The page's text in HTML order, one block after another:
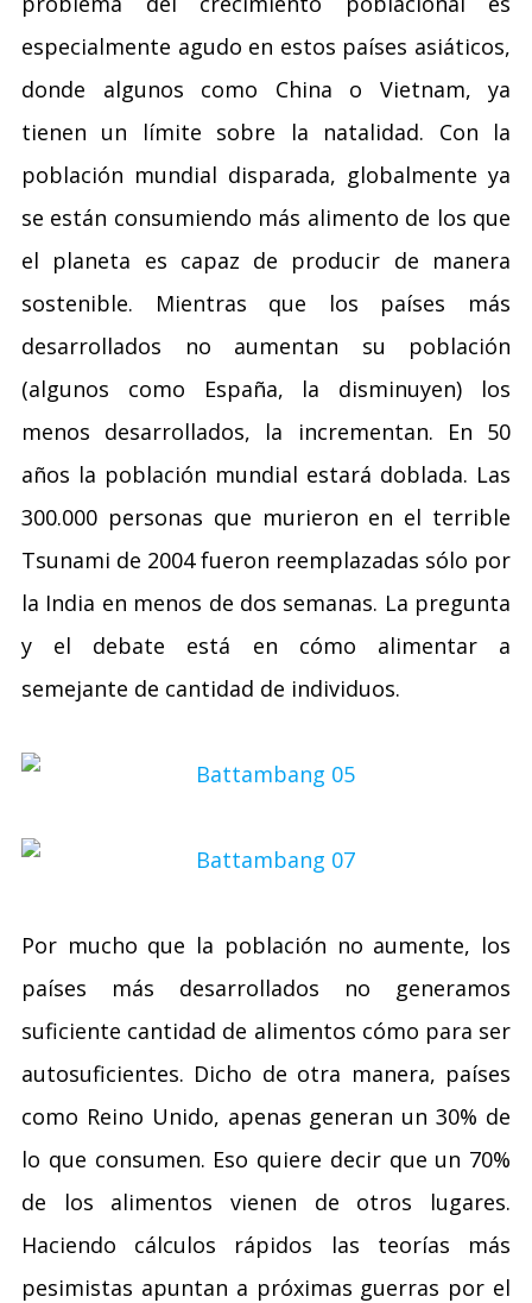
especialmente agudo en estos países asiáticos,
donde algunos como China o Vietnam, ya
tienen un límite sobre la natalidad. Con la
población mundial disparada, globalmente ya
se están consumiendo más alimento de los que
el planeta es capaz de producir de manera
sostenible. Mientras que los países más
desarrollados no aumentan su población
(algunos como España, la disminuyen) los
menos desarrollados, la incrementan. En 50
años la población mundial estará doblada. Las
300.000 personas que murieron en el terrible
Tsunami de 2004 fueron reemplazadas sólo por
la India en menos de dos semanas. La pregunta
y el debate está en cómo alimentar a
semejante de cantidad de individuos.
Por mucho que la población no aumente, los
países más desarrollados no generamos
suficiente cantidad de alimentos cómo para ser
autosuficientes. Dicho de otra manera, países
como Reino Unido, apenas generan un 30% de
lo que consumen. Eso quiere decir que un 70%
de los alimentos vienen de otros lugares.
Haciendo cálculos rápidos las teorías más
pesimistas apuntan a próximas guerras por el